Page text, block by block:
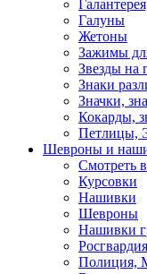
Галуны
Жетоны
Зажимы
Звезды на
Знаки
Значки,
Кокарды,
Петлицы,
Шевроны и
Смотреть
Курсовки
Нашивки
Шевроны
Нашивки
Росгвардия
Полиция,